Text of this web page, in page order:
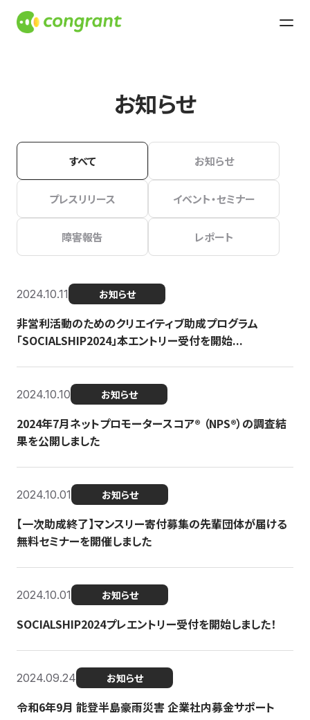
お知らせ
すべて お知らせ
プレスリリース イベント・セミナー
障害報告 レポート
2024.10.11 お知らせ
非営利活動のためのクリエイティブ助成プログラム
「SOCIALSHIP2024」本エントリー受付を開始...
2024.10.10 お知らせ
2024年7月ネットプロモータースコア®︎ （NPS®︎）の調査結
果を公開しました
2024.10.01 お知らせ
【一次助成終了】マンスリー寄付募集の先輩団体が届ける
無料セミナーを開催しました
2024.10.01 お知らせ
SOCIALSHIP2024プレエントリー受付を開始しました！
2024.09.24 お知らせ
令和6年9月 能登半島豪雨災害 企業社内募金サポート